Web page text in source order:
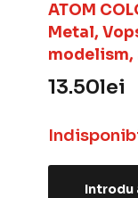
ATOM
Metal,
modelism,
13.50lei
Introdu